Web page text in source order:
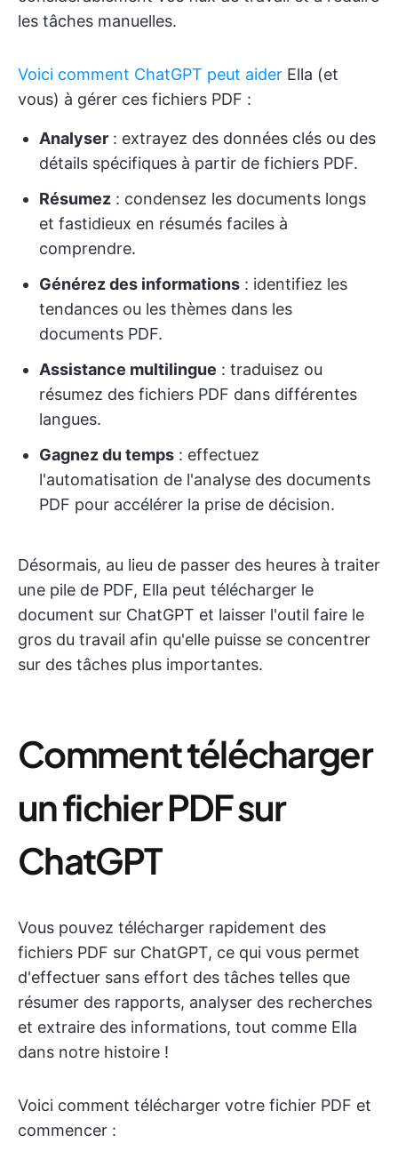
les tâches manuelles.
Voici comment ChatGPT peut aider Ella (et
vous) à gérer ces fichiers PDF :
Analyser : extrayez des données clés ou des
détails spécifiques à partir de fichiers PDF.
Résumez : condensez les documents longs
et fastidieux en résumés faciles à
comprendre.
Générez des informations : identifiez les
tendances ou les thèmes dans les
documents PDF.
Assistance multilingue : traduisez ou
résumez des fichiers PDF dans différentes
langues.
Gagnez du temps : effectuez
l'automatisation de l'analyse des documents
PDF pour accélérer la prise de décision.
Désormais, au lieu de passer des heures à traiter
une pile de PDF, Ella peut télécharger le
document sur ChatGPT et laisser l'outil faire le
gros du travail afin qu'elle puisse se concentrer
sur des tâches plus importantes.
Comment télécharger
un fichier PDF sur
ChatGPT
Vous pouvez télécharger rapidement des
fichiers PDF sur ChatGPT, ce qui vous permet
d'effectuer sans effort des tâches telles que
résumer des rapports, analyser des recherches
et extraire des informations, tout comme Ella
dans notre histoire !
Voici comment télécharger votre fichier PDF et
commencer :